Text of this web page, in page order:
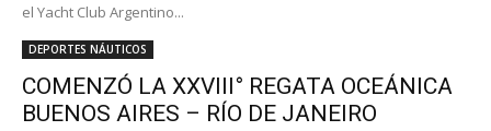
el Yacht Club Argentino...
DEPORTES NÁUTICOS
COMENZÓ LA XXVIII° REGATA OCEÁNICA
BUENOS AIRES – RÍO DE JANEIRO